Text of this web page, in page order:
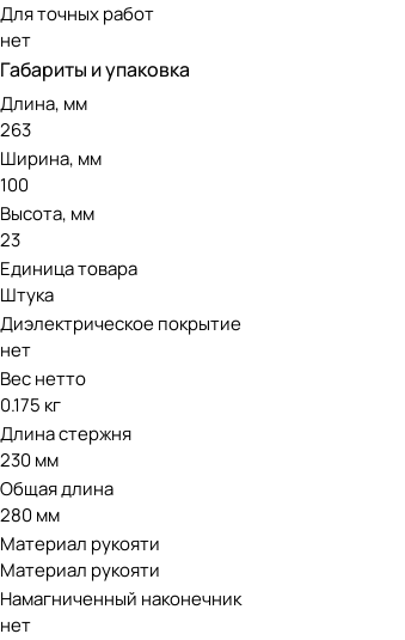
Для точных работ
нет
Габариты и упаковка
Длина, мм
263
Ширина, мм
100
Высота, мм
23
Единица товара
Штука
Диэлектрическое покрытие
нет
Вес нетто
0.175 кг
Длина стержня
230 мм
Общая длина
280 мм
Материал рукояти
Материал рукояти
Намагниченный наконечник
нет